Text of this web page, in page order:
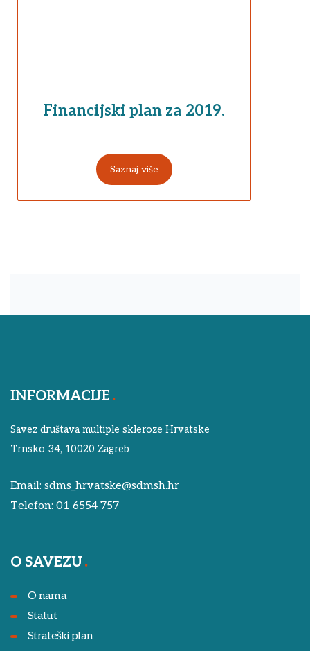
Financijski plan za 2019.
Saznaj više
INFORMACIJE
Savez društava multiple skleroze Hrvatske
Trnsko 34, 10020 Zagreb
Email: sdms_hrvatske@sdmsh.hr
Telefon: 01 6554 757
O SAVEZU
O nama
Statut
Strateški plan